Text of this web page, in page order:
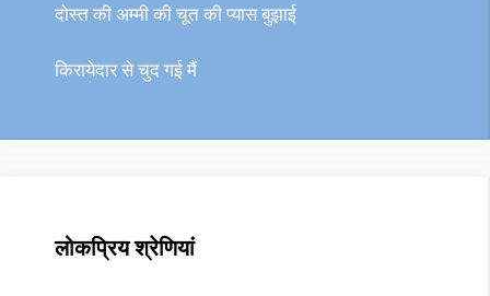
दोस्त की अम्मी की चूत की प्यास बुझाई
किरायेदार से चुद गई मैं
लोकप्रिय श्रेणियां